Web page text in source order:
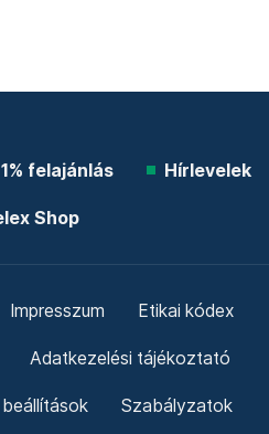
felajánlás Hírlevelek
Shop
Impresszum Etikai kódex
Adatkezelési tájékoztató
Szabályzatok